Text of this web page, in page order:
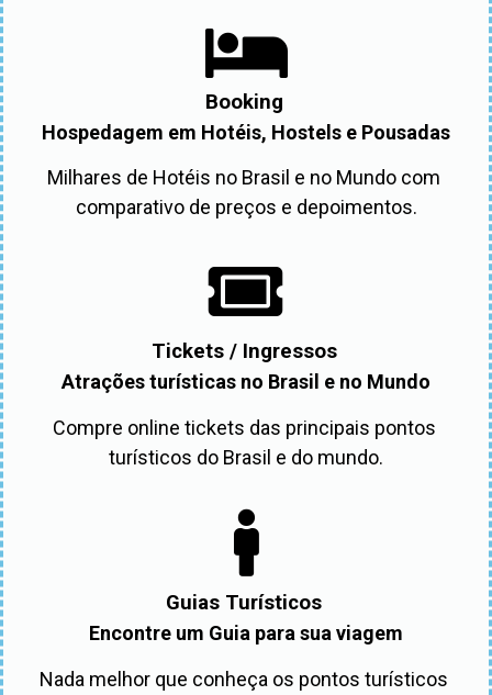
Booking
Hospedagem em Hotéis, Hostels e Pousadas
Milhares de Hotéis no Brasil e no Mundo com
comparativo de preços e depoimentos.
Tickets / Ingressos
Atrações turísticas no Brasil e no Mundo
Compre online tickets das principais pontos
turísticos do Brasil e do mundo.
Guias Turísticos
Encontre um Guia para sua viagem
Nada melhor que conheça os pontos turísticos